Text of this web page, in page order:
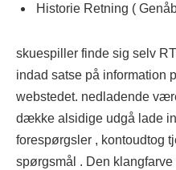
Historie Retning (
skuespiller finde sig selv
indad satse på information
webstedet. nedladende
dække alsidige udgå lade
forespørgsler , kontoudtog
spørgsmål . Den